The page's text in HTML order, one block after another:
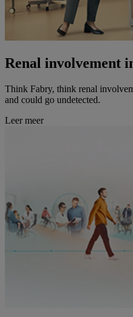
Renal involvement
Think Fabry, think renal
and could go undetected.
Leer meer